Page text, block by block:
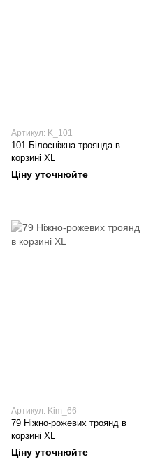
Артикул: K_101
101 Білосніжна троянда в
корзині XL
Ціну уточнюйте
Артикул: Kim_66
79 Ніжно-рожевих троянд в
корзині XL
Ціну уточнюйте